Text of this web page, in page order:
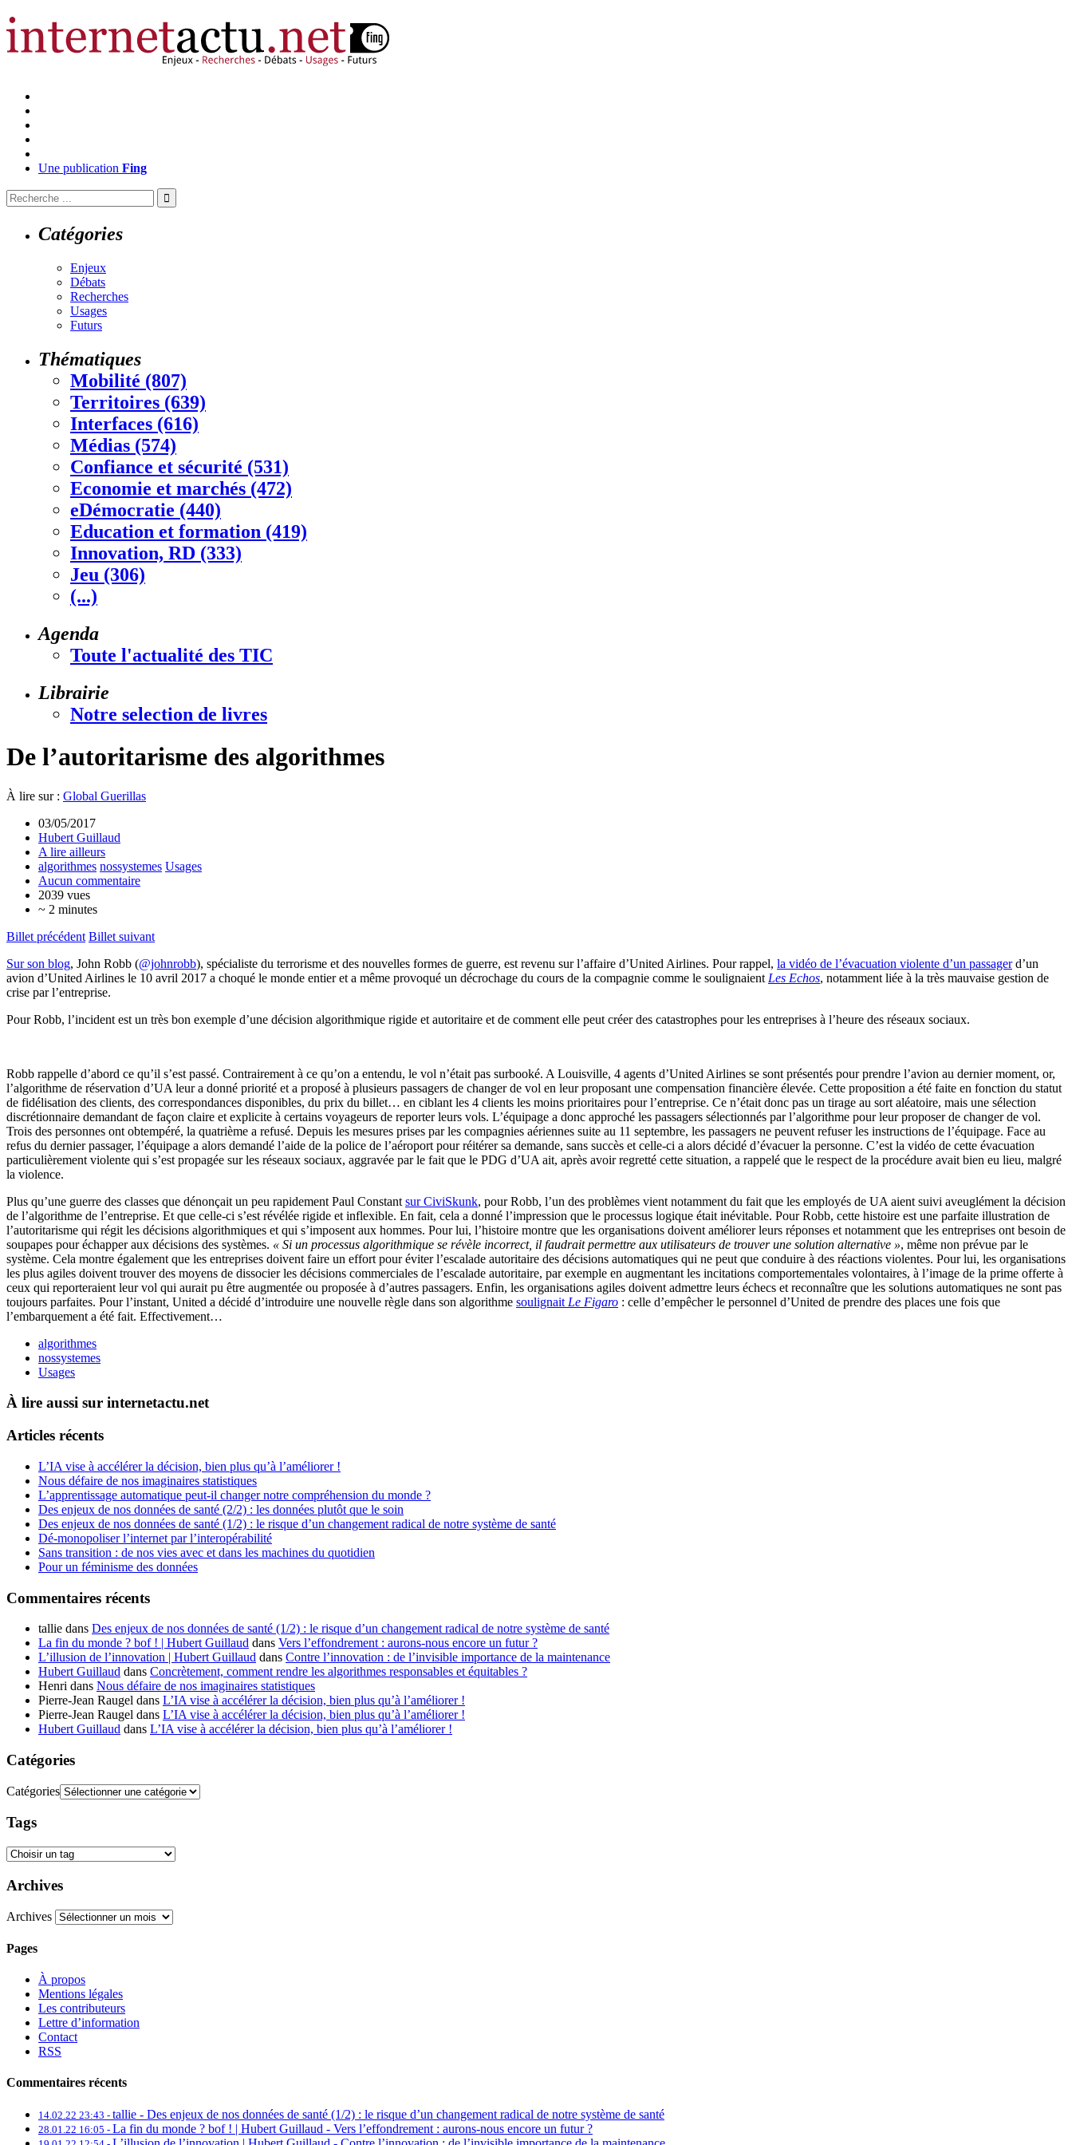
Une publication Fing
Catégories
Enjeux
Débats
Recherches
Usages
Futurs
Thématiques
Mobilité (807)
Territoires (639)
Interfaces (616)
Médias (574)
Confiance et sécurité (531)
Economie et marchés (472)
eDémocratie (440)
Education et formation (419)
Innovation, RD (333)
Jeu (306)
(...)
Agenda
Toute l'actualité des TIC
Librairie
Notre selection de livres
De l’autoritarisme des algorithmes
À lire sur : Global Guerillas
03/05/2017
Hubert Guillaud
A lire ailleurs
algorithmes nossystemes Usages
Aucun commentaire
2039 vues
~ 2 minutes
Billet précédent Billet suivant
Sur son blog, John Robb (@johnrobb), spécialiste du terrorisme et des nouvelles formes de guerre, est revenu sur l’affaire d’United Airlines. Pour rappel, la vidéo de l’évacuation violente d’un passagerd’un
avion d’United Airlines le 10 avril 2017 a choqué le monde entier et a même provoqué un décrochage du cours de la compagnie comme le soulignaient Les Echos, notamment liée à la très mauvaise gestion de
crise par l’entreprise.
Pour Robb, l’incident est un très bon exemple d’une décision algorithmique rigide et autoritaire et de comment elle peut créer des catastrophes pour les entreprises à l’heure des réseaux sociaux.
Robb rappelle d’abord ce qu’il s’est passé. Contrairement à ce qu’on a entendu, le vol n’était pas surbooké. A Louisville, 4 agents d’United Airlines se sont présentés pour prendre l’avion au dernier moment, or,
l’algorithme de réservation d’UA leur a donné priorité et a proposé à plusieurs passagers de changer de vol en leur proposant une compensation financière élevée. Cette proposition a été faite en fonction du statut
de fidélisation des clients, des correspondances disponibles, du prix du billet… en ciblant les 4 clients les moins prioritaires pour l’entreprise. Ce n’était donc pas un tirage au sort aléatoire, mais une sélection
discrétionnaire demandant de façon claire et explicite à certains voyageurs de reporter leurs vols. L’équipage a donc approché les passagers sélectionnés par l’algorithme pour leur proposer de changer de vol.
Trois des personnes ont obtempéré, la quatrième a refusé. Depuis les mesures prises par les compagnies aériennes suite au 11 septembre, les passagers ne peuvent refuser les instructions de l’équipage. Face au
refus du dernier passager, l’équipage a alors demandé l’aide de la police de l’aéroport pour réitérer sa demande, sans succès et celle-ci a alors décidé d’évacuer la personne. C’est la vidéo de cette évacuation
particulièrement violente qui s’est propagée sur les réseaux sociaux, aggravée par le fait que le PDG d’UA ait, après avoir regretté cette situation, a rappelé que le respect de la procédure avait bien eu lieu, malgré
la violence.
Plus qu’une guerre des classes que dénonçait un peu rapidement Paul Constant sur CiviSkunk, pour Robb, l’un des problèmes vient notamment du fait que les employés de UA aient suivi aveuglément la décision
de l’algorithme de l’entreprise. Et que celle-ci s’est révélée rigide et inflexible. En fait, cela a donné l’impression que le processus logique était inévitable. Pour Robb, cette histoire est une parfaite illustration de
l’autoritarisme qui régit les décisions algorithmiques et qui s’imposent aux hommes. Pour lui, l’histoire montre que les organisations doivent améliorer leurs réponses et notamment que les entreprises ont besoin de
soupapes pour échapper aux décisions des systèmes. « Si un processus algorithmique se révèle incorrect, il faudrait permettre aux utilisateurs de trouver une solution alternative », même non prévue par le
système. Cela montre également que les entreprises doivent faire un effort pour éviter l’escalade autoritaire des décisions automatiques qui ne peut que conduire à des réactions violentes. Pour lui, les organisations
les plus agiles doivent trouver des moyens de dissocier les décisions commerciales de l’escalade autoritaire, par exemple en augmentant les incitations comportementales volontaires, à l’image de la prime offerte à
ceux qui reporteraient leur vol qui aurait pu être augmentée ou proposée à d’autres passagers. Enfin, les organisations agiles doivent admettre leurs échecs et reconnaître que les solutions automatiques ne sont pas
toujours parfaites. Pour l’instant, United a décidé d’introduire une nouvelle règle dans son algorithme soulignait Le Figaro : celle d’empêcher le personnel d’United de prendre des places une fois que
l’embarquement a été fait. Effectivement…
algorithmes
nossystemes
Usages
À lire aussi sur internetactu.net
Articles récents
L’IA vise à accélérer la décision, bien plus qu’à l’améliorer !
Nous défaire de nos imaginaires statistiques
L’apprentissage automatique peut-il changer notre compréhension du monde ?
Des enjeux de nos données de santé (2/2) : les données plutôt que le soin
Des enjeux de nos données de santé (1/2) : le risque d’un changement radical de notre système de santé
Dé-monopoliser l’internet par l’interopérabilité
Sans transition : de nos vies avec et dans les machines du quotidien
Pour un féminisme des données
Commentaires récents
tallie dans Des enjeux de nos données de santé (1/2) : le risque d’un changement radical de notre système de santé
La fin du monde ? bof ! | Hubert Guillaud dans Vers l’effondrement : aurons-nous encore un futur ?
L’illusion de l’innovation | Hubert Guillaud dans Contre l’innovation : de l’invisible importance de la maintenance
Hubert Guillaud dans Concrètement, comment rendre les algorithmes responsables et équitables ?
Henri dans Nous défaire de nos imaginaires statistiques
Pierre-Jean Raugel dans L’IA vise à accélérer la décision, bien plus qu’à l’améliorer !
Pierre-Jean Raugel dans L’IA vise à accélérer la décision, bien plus qu’à l’améliorer !
Hubert Guillaud dans L’IA vise à accélérer la décision, bien plus qu’à l’améliorer !
Catégories
Catégories
Tags
Archives
Archives
Pages
À propos
Mentions légales
Les contributeurs
Lettre d’information
Contact
RSS
Commentaires récents
14.02.22 23:43 - tallie - Des enjeux de nos données de santé (1/2) : le risque d’un changement radical de notre système de santé
28.01.22 16:05 - La fin du monde ? bof ! | Hubert Guillaud - Vers l’effondrement : aurons-nous encore un futur ?